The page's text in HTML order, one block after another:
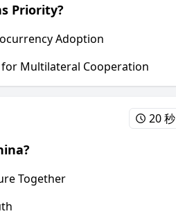
Priority?
Adoption
for Multilateral Cooperation
20 秒
Together